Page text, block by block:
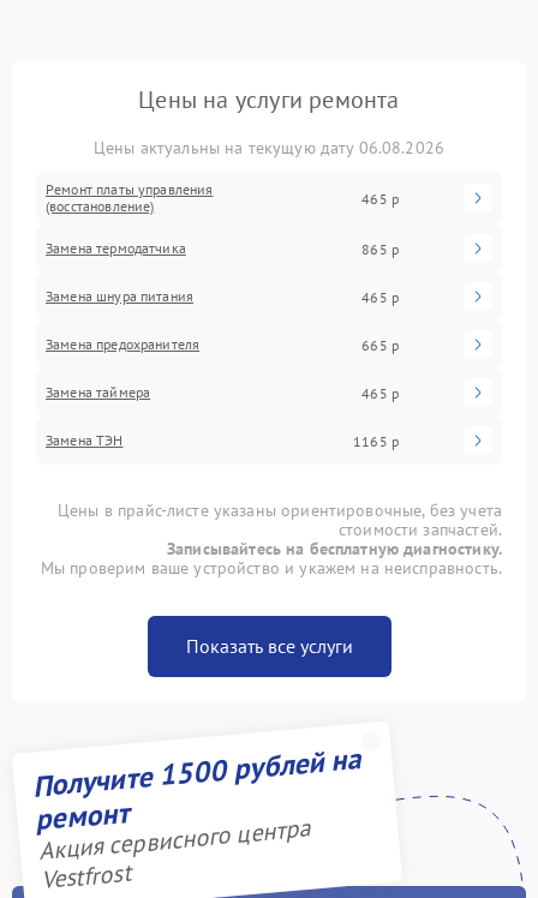
Цены на услуги ремонта
Цены актуальны на текущую дату 06.08.2026
Ремонт платы управления
(восстановление)
465 р
Замена термодатчика 865 р
Замена шнура питания 465 р
Замена предохранителя 665 р
Замена таймера 465 р
Замена ТЭН 1165 р
Цены в прайс-листе указаны ориентировочные, без учета
стоимости запчастей.
Записывайтесь на бесплатную диагностику.
Мы проверим ваше устройство и укажем на неисправность.
Показать все услуги
Получите 1500 рублей на
ремонт
Акция сервисного центра
Vestfrost